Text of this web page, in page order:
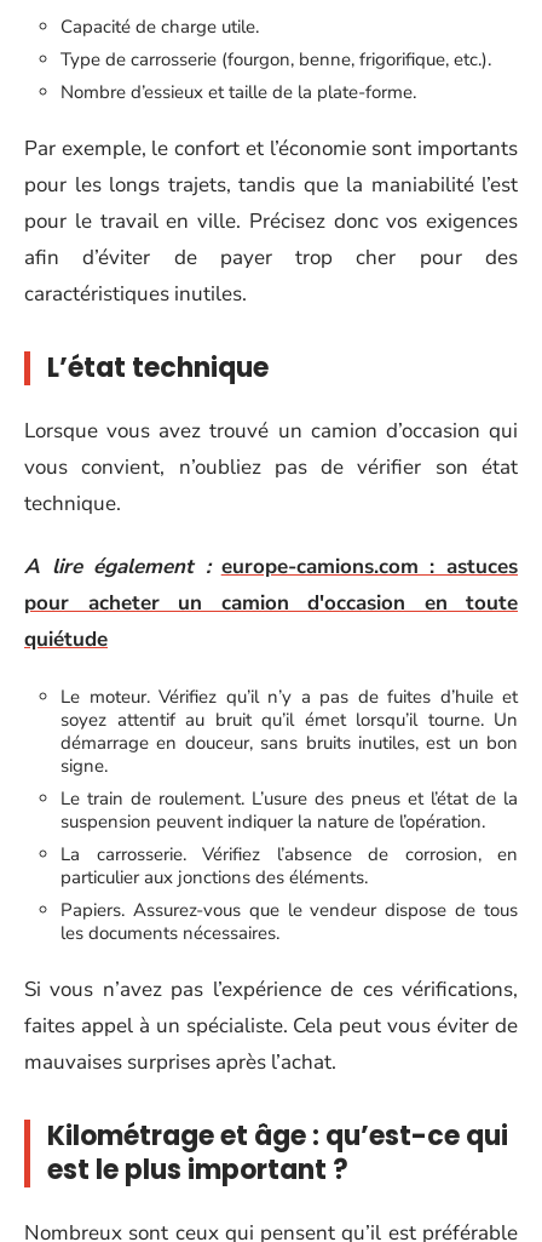
Capacité de charge utile.
Type de carrosserie (fourgon, benne, frigorifique, etc.).
Nombre d’essieux et taille de la plate-forme.
Par exemple, le confort et l’économie sont importants
pour les longs trajets, tandis que la maniabilité l’est
pour le travail en ville. Précisez donc vos exigences
afin d’éviter de payer trop cher pour des
caractéristiques inutiles.
L’état technique
Lorsque vous avez trouvé un camion d’occasion qui
vous convient, n’oubliez pas de vérifier son état
technique.
A lire également : europe-camions.com : astuces
pour acheter un camion d'occasion en toute
quiétude
Le moteur. Vérifiez qu’il n’y a pas de fuites d’huile et
soyez attentif au bruit qu’il émet lorsqu’il tourne. Un
démarrage en douceur, sans bruits inutiles, est un bon
signe.
Le train de roulement. L’usure des pneus et l’état de la
suspension peuvent indiquer la nature de l’opération.
La carrosserie. Vérifiez l’absence de corrosion, en
particulier aux jonctions des éléments.
Papiers. Assurez-vous que le vendeur dispose de tous
les documents nécessaires.
Si vous n’avez pas l’expérience de ces vérifications,
faites appel à un spécialiste. Cela peut vous éviter de
mauvaises surprises après l’achat.
Kilométrage et âge : qu’est-ce qui
est le plus important ?
Nombreux sont ceux qui pensent qu’il est préférable